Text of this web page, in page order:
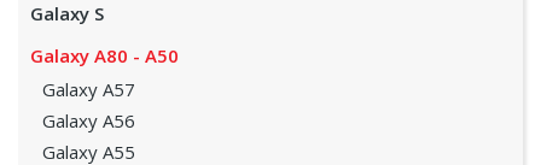
Galaxy S
Galaxy A80 - A50
Galaxy A57
Galaxy A56
Galaxy A55